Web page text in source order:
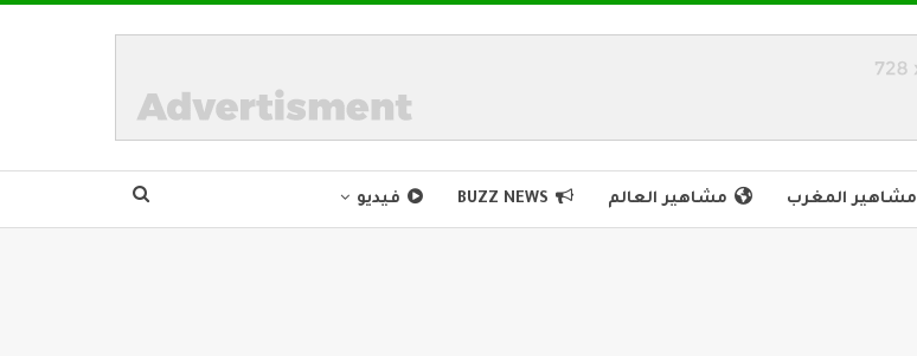
مشاهير المغرب مشاهير العالم BUZZ NEWS فيديو